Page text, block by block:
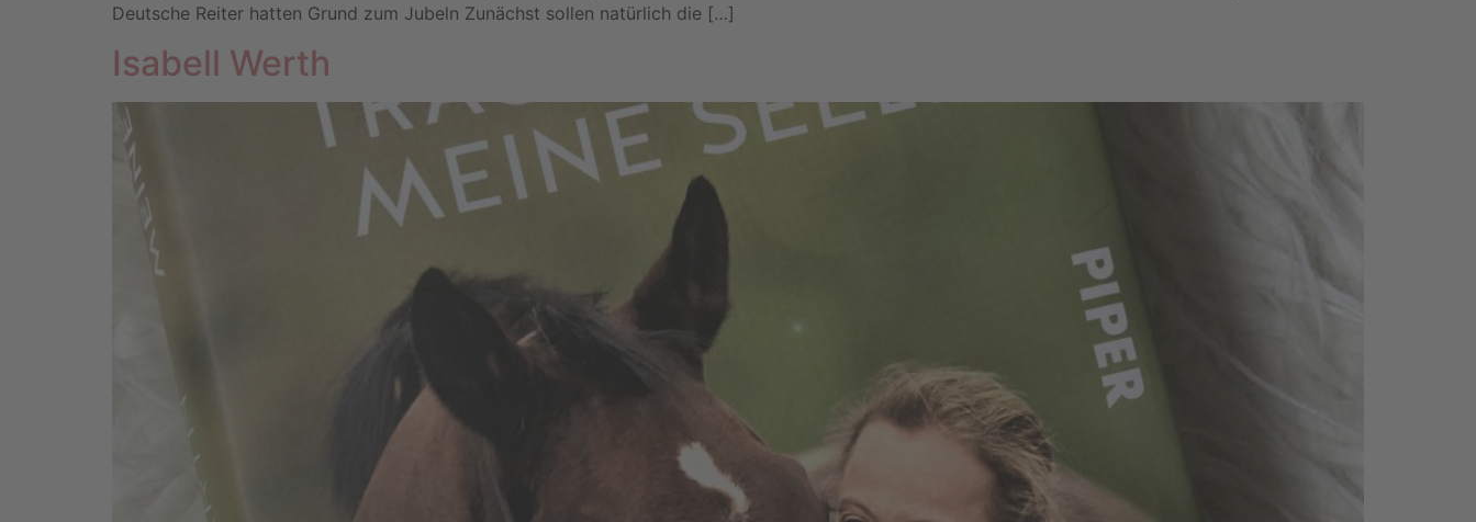
Deutsche Reiter hatten Grund zum Jubeln Zunächst sollen natürlich die […]
Isabell Werth